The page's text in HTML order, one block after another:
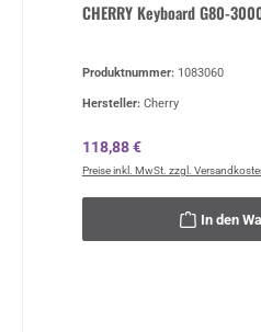
CHERRY Keyboard G80-
Produktnummer: 1083060
Hersteller: Cherry
Regulärer Preis:
118,88 €
Preise inkl. MwSt. zzgl.
In den